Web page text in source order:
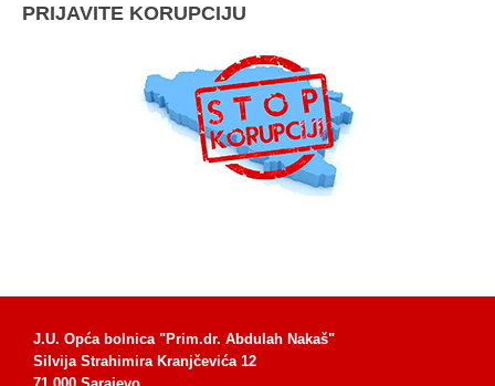
PRIJAVITE KORUPCIJU
J.U. Opća bolnica "Prim.dr. Abdulah Nakaš"
Silvija Strahimira Kranjčevića 12